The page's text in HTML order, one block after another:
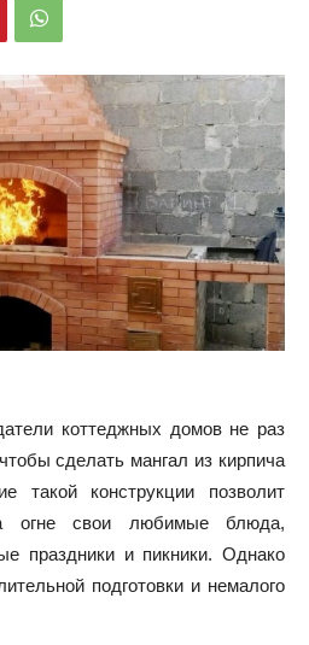
коттеджных домов не раз
сделать мангал из кирпича
такой конструкции позволит
огне свои любимые блюда,
праздники и пикники. Однако
подготовки и немалого